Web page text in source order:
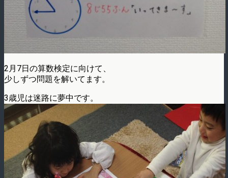
2月7日の算数検定に向けて、
少しずつ問題を解いてます。
3歳児は迷路に夢中です。